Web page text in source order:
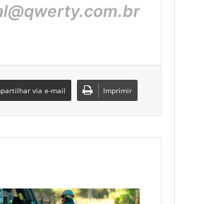
via e-mail Imprimir